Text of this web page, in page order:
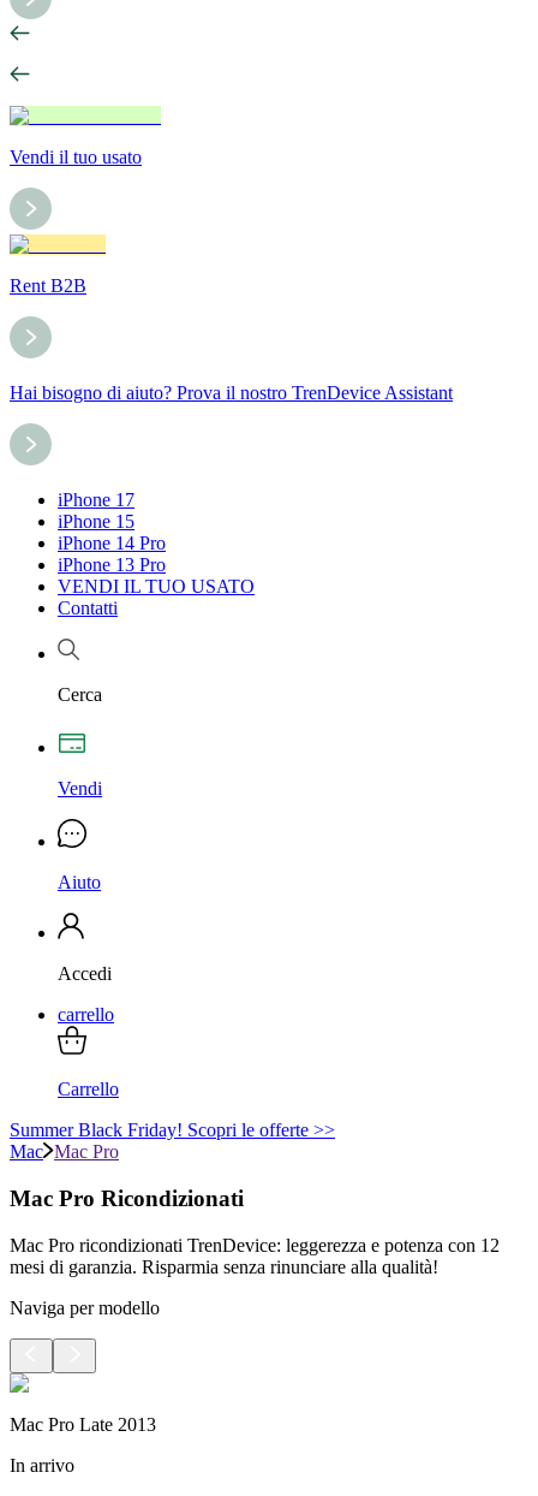
Vendi il tuo usato
Rent B2B
Hai bisogno di aiuto? Prova il nostro TrenDevice Assistant
iPhone 17
iPhone 15
iPhone 14 Pro
iPhone 13 Pro
VENDI IL TUO USATO
Contatti
Cerca
Vendi
Aiuto
Accedi
carrello
Carrello
Summer Black Friday! Scopri le offerte >>
Mac Mac Pro
Mac Pro Ricondizionati
Mac Pro ricondizionati TrenDevice: leggerezza e potenza con 12
mesi di garanzia. Risparmia senza rinunciare alla qualità!
Naviga per modello
Mac Pro Late 2013
In arrivo